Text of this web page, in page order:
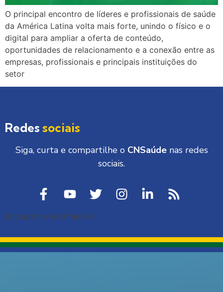
O principal encontro de líderes e profissionais de saúde
da América Latina volta mais forte, unindo o físico e o
digital para ampliar a oferta de conteúdo,
oportunidades de relacionamento e a conexão entre as
empresas, profissionais e principais instituições do
setor
Redes sociais
Siga, curta e compartilhe o CNSaúdenas redes
sociais.
[instagram-feed feed=1]